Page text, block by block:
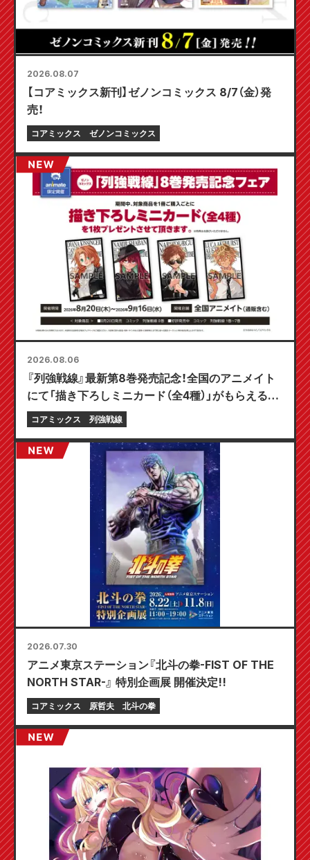
2026.08.07
【コアミックス新刊】ゼノンコミックス 8/7（金）発
売！
コアミックス ゼノンコミックス
2026.08.06
『列強戦線』最新第8巻発売記念！全国のアニメイト
にて「描き下ろしミニカード（全4種）」がもらえる限
定フェアが8月20日より開催決定！
コアミックス 列強戦線
2026.07.30
アニメ東京ステーション『北斗の拳-FIST OF THE
NORTH STAR-』 特別企画展 開催決定!!
コアミックス 原哲夫 北斗の拳